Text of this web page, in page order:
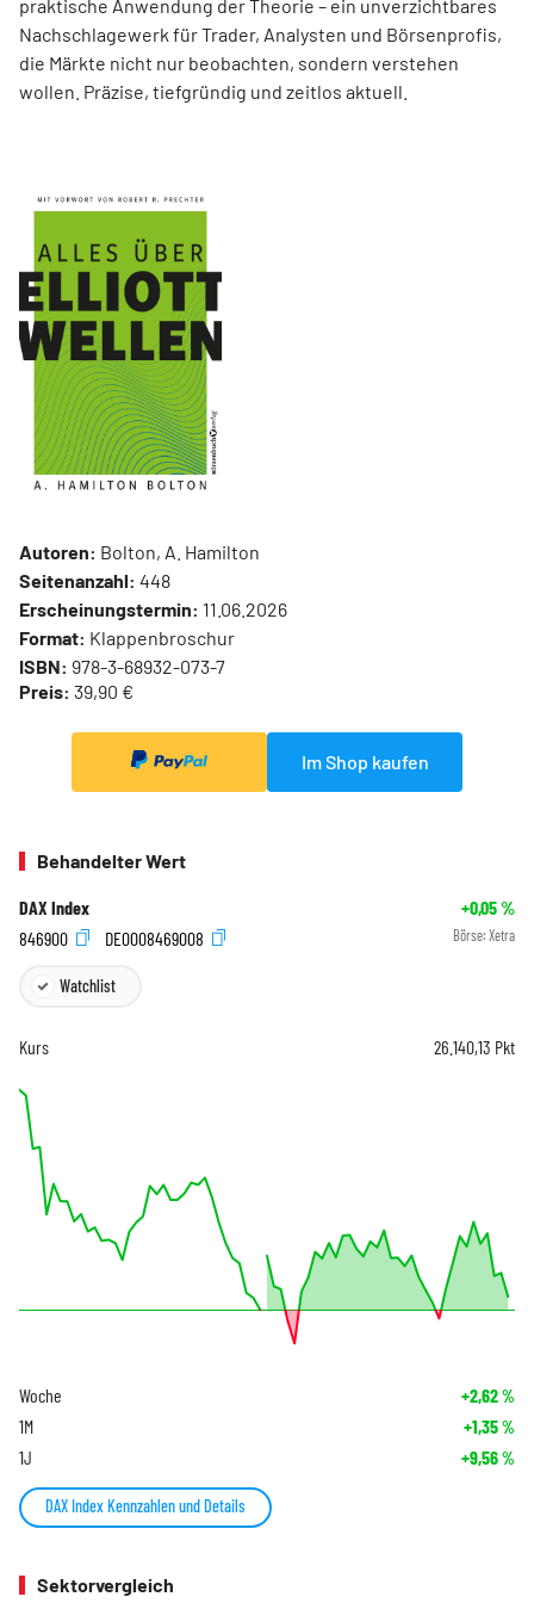
praktische Anwendung der Theorie – ein unverzichtbares
Nachschlagewerk für Trader, Analysten und Börsenprofis,
die Märkte nicht nur beobachten, sondern verstehen
wollen. Präzise, tiefgründig und zeitlos aktuell.
Autoren: Bolton, A. Hamilton
Seitenanzahl: 448
Erscheinungstermin: 11.06.2026
Format: Klappenbroschur
ISBN: 978-3-68932-073-7
Preis: 39,90 €
Im Shop kaufen
Behandelter Wert
DAX Index +0,05%
846900
DE0008469008 Börse: Xetra
Watchlist
Kurs 26.140,13 Pkt
Woche +2,62%
1M +1,35%
1J +9,56%
DAX Index Kennzahlen und Details
Sektorvergleich